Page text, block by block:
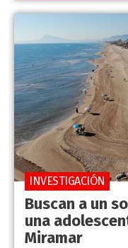
Buscan a un
una
Miramar
INVESTIGACIÓN